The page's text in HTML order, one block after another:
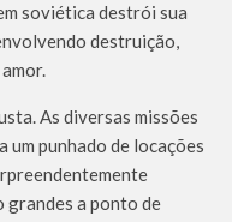
soviética destrói sua
destruição,
As diversas missões
punhado de locações
grandes a ponto de